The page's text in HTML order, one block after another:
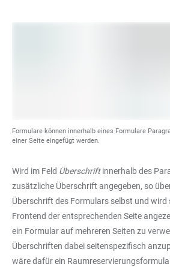
Formulare können innerhalb eines Formulare
einer Seite eingefügt werden.
Wird im Feld Überschriftinnerhalb des
zusätzliche Überschrift angegeben, so
Überschrift des Formulars selbst und wird
Frontend der entsprechenden Seite
ein Formular auf mehreren Seiten zu
Überschriften dabei seitenspezifisch
wäre dafür ein